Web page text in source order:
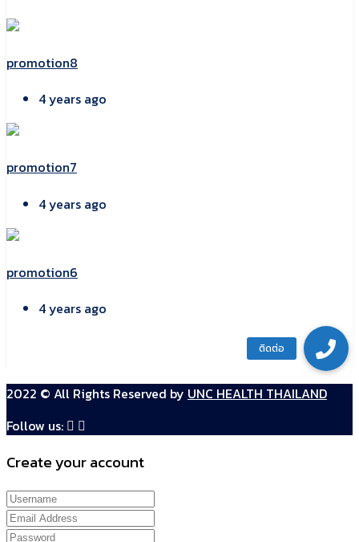
promotion8
4 years ago
promotion7
4 years ago
promotion6
4 years ago
2022 © All Rights Reserved by UNC HEALTH THAILAND
Follow us:
Create your account